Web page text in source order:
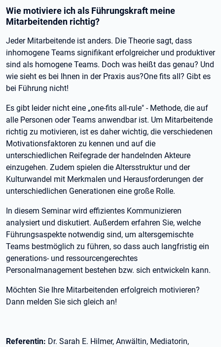
Wie motiviere ich als Führungskraft meine
Mitarbeitenden richtig?
Jeder Mitarbeitende ist anders. Die Theorie sagt, dass
inhomogene Teams signifikant erfolgreicher und produktiver
sind als homogene Teams. Doch was heißt das genau? Und
wie sieht es bei Ihnen in der Praxis aus?One fits all? Gibt es
bei Führung nicht!
Es gibt leider nicht eine „one-fits all-rule" - Methode, die auf
alle Personen oder Teams anwendbar ist. Um Mitarbeitende
richtig zu motivieren, ist es daher wichtig, die verschiedenen
Motivationsfaktoren zu kennen und auf die
unterschiedlichen Reifegrade der handelnden Akteure
einzugehen. Zudem spielen die Altersstruktur und der
Kulturwandel mit Merkmalen und Herausforderungen der
unterschiedlichen Generationen eine große Rolle.
In diesem Seminar wird effizientes Kommunizieren
analysiert und diskutiert. Außerdem erfahren Sie, welche
Führungsaspekte notwendig sind, um altersgemischte
Teams bestmöglich zu führen, so dass auch langfristig ein
generations- und ressourcengerechtes
Personalmanagement bestehen bzw. sich entwickeln kann.
Möchten Sie Ihre Mitarbeitenden erfolgreich motivieren?
Dann melden Sie sich gleich an!
Referentin: Dr. Sarah E. Hilmer, Anwältin, Mediatorin,